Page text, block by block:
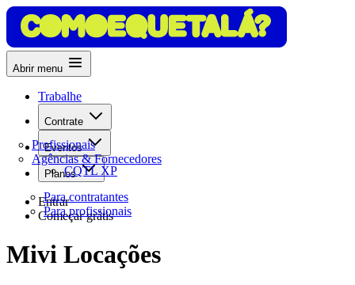
Abrir menu
Trabalhe
Contrate
Profissionais
Agências & Fornecedores
Eventos
CQTL XP
Planos
Para contratantes
Para profissionais
Entrar
Começar grátis
Mivi Locações